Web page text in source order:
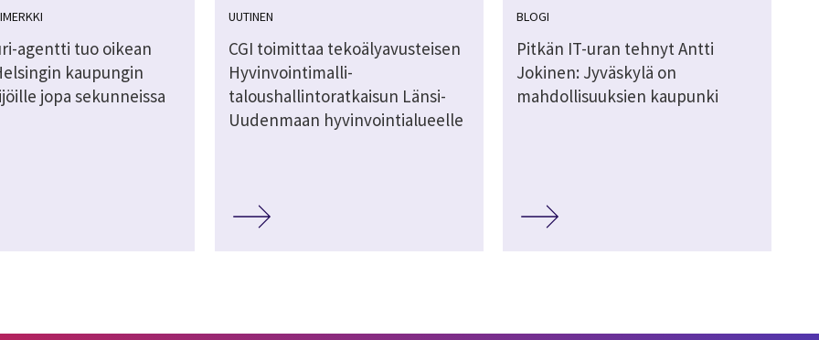
agentti tuo oikean
kaupungin
jopa sekunneissa
UUTINEN
CGI toimittaa tekoälyavusteisen
Hyvinvointimalli-
taloushallintoratkaisun Länsi-
Uudenmaan hyvinvointialueelle
BLOGI
Pitkän IT-uran tehnyt Antti
Jokinen: Jyväskylä on
mahdollisuuksien kaupunki